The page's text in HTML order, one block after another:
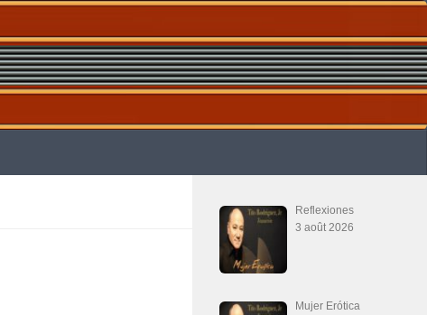
Reflexiones
3 août 2026
Mujer Erótica